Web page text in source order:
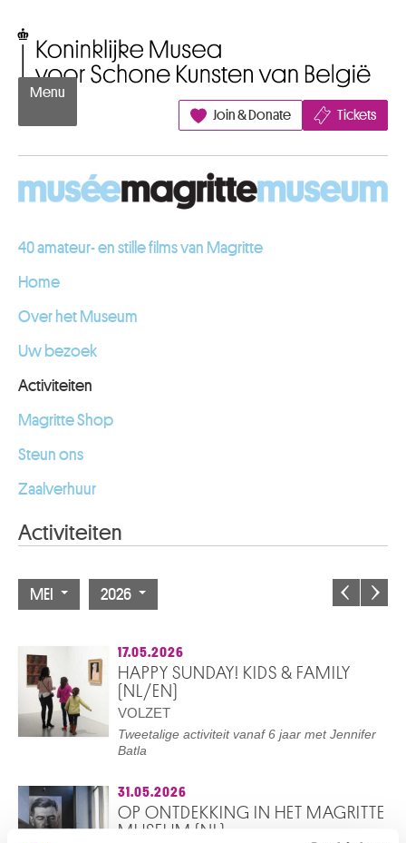
Menu
Join & Donate
Tickets
40 amateur- en stille films van Magritte
Home
Over het Museum
Uw bezoek
Activiteiten
Magritte Shop
Steun ons
Zaalverhuur
Activiteiten
MEI 2026
17.05.2026
HAPPY SUNDAY! KIDS & FAMILY
(NL/EN)
VOLZET
Tweetalige activiteit vanaf 6 jaar met Jennifer
Batla
31.05.2026
OP ONTDEKKING IN HET MAGRITTE
MUSEUM (NL)